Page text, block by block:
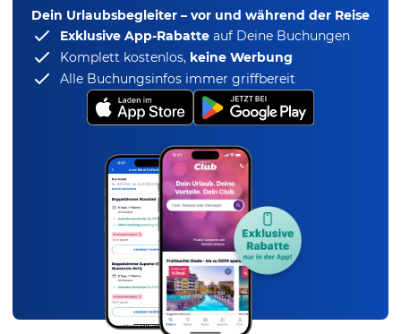
Dein Urlaubsbegleiter – vor und während der Reise
Exklusive App-Rabatte auf Deine Buchungen
Komplett kostenlos, keine Werbung
Alle Buchungsinfos immer griffbereit